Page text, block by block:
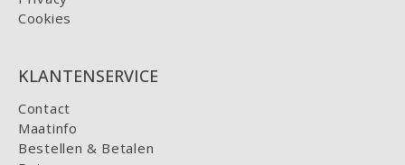
Cookies
KLANTENSERVICE
Contact
Maatinfo
Bestellen & Betalen